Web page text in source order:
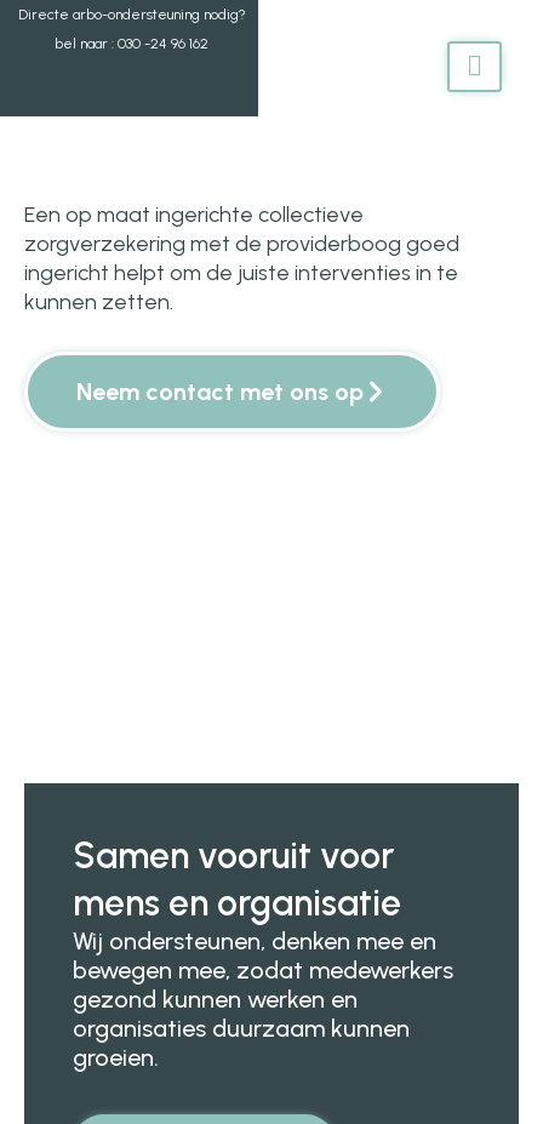
GaDirecte arbo-ondersteuning nodig?
bel naar : 030 -24 96 162
Een op maat ingerichte collectieve
zorgverzekering met de providerboog goed
ingericht helpt om de juiste interventies in te
kunnen zetten.
Neem contact met ons op
Samen vooruit voor
mens en organisatie
Wij ondersteunen, denken mee en
bewegen mee, zodat medewerkers
gezond kunnen werken en
organisaties duurzaam kunnen
groeien.